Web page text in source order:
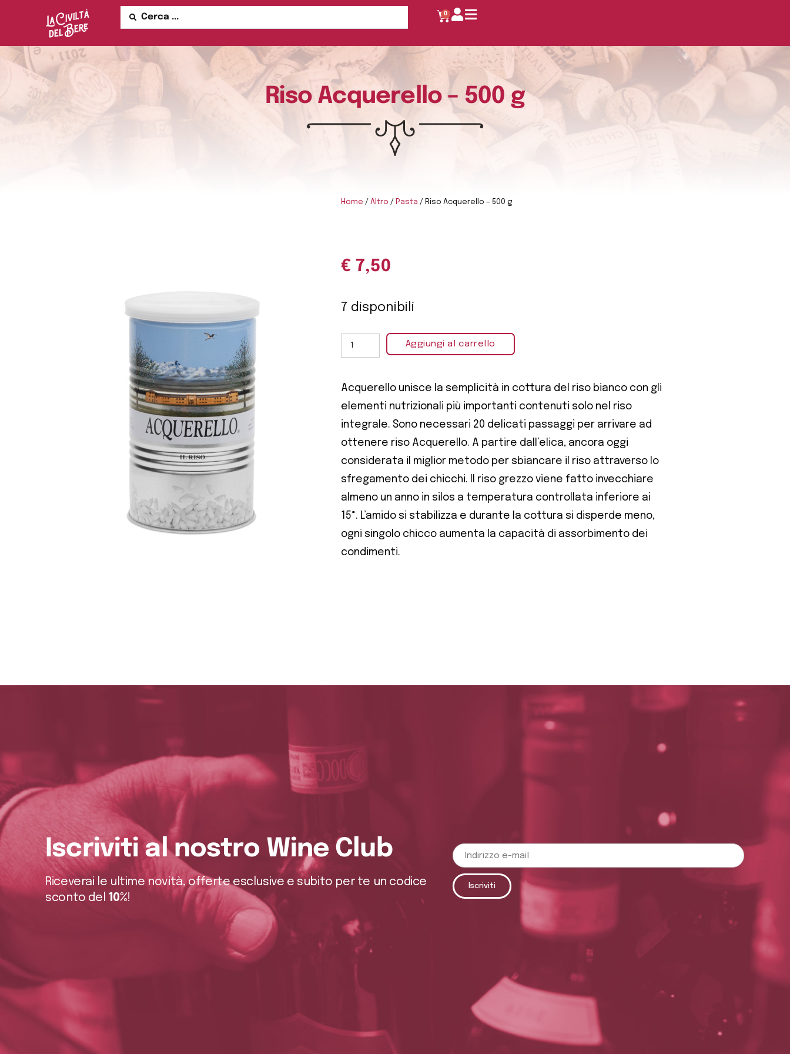
0
Riso Acquerello – 500 g
Home / Altro / Pasta / Riso Acquerello – 500 g
€ 7,50
7 disponibili
Aggiungi al carrello
Acquerello unisce la semplicità in cottura del riso bianco con gli
elementi nutrizionali più importanti contenuti solo nel riso
integrale. Sono necessari 20 delicati passaggi per arrivare ad
ottenere riso Acquerello. A partire dall’elica, ancora oggi
considerata il miglior metodo per sbiancare il riso attraverso lo
sfregamento dei chicchi. Il riso grezzo viene fatto invecchiare
almeno un anno in silos a temperatura controllata inferiore ai
15°. L’amido si stabilizza e durante la cottura si disperde meno,
ogni singolo chicco aumenta la capacità di assorbimento dei
condimenti.
Iscriviti al nostro Wine Club
Riceverai le ultime novità, offerte esclusive e subito per te un codice
sconto del 10%!
Iscriviti